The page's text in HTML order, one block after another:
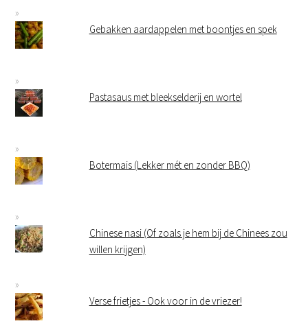
Gebakken aardappelen met boontjes en spek
Pastasaus met bleekselderij en wortel
Botermais (Lekker mét en zonder BBQ)
Chinese nasi (Of zoals je hem bij de Chinees zou
willen krijgen)
Verse frietjes - Ook voor in de vriezer!